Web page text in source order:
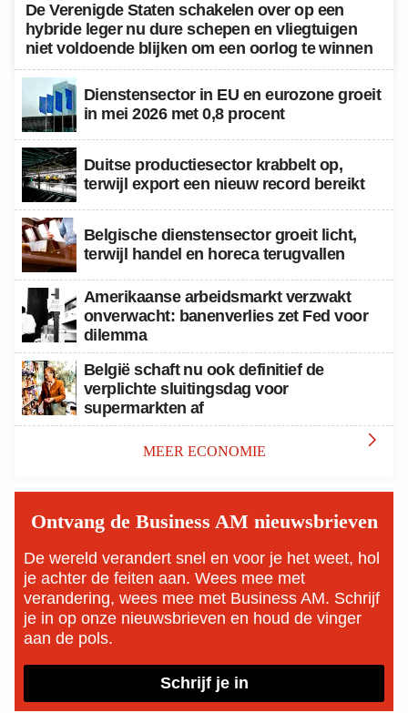
De Verenigde Staten schakelen over op een
hybride leger nu dure schepen en vliegtuigen
niet voldoende blijken om een oorlog te winnen
Dienstensector in EU en eurozone groeit
in mei 2026 met 0,8 procent
Duitse productiesector krabbelt op,
terwijl export een nieuw record bereikt
Belgische dienstensector groeit licht,
terwijl handel en horeca terugvallen
Amerikaanse arbeidsmarkt verzwakt
onverwacht: banenverlies zet Fed voor
dilemma
België schaft nu ook definitief de
verplichte sluitingsdag voor
supermarkten af
MEER ECONOMIE 
Ontvang de Business AM nieuwsbrieven
De wereld verandert snel en voor je het weet, hol
je achter de feiten aan. Wees mee met
verandering, wees mee met Business AM. Schrijf
je in op onze nieuwsbrieven en houd de vinger
aan de pols.
Schrijf je in